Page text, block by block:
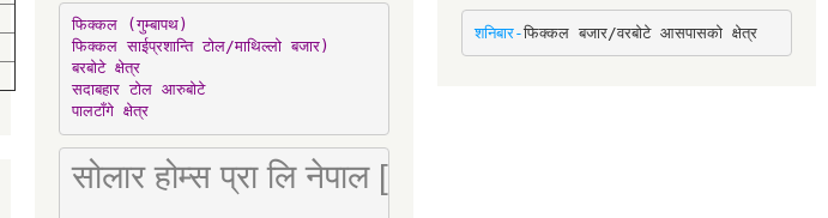
फिक्कल (गुम्बापथ)
फिक्कल साईप्रशान्ति टोल/माथिल्लो बजार)
बरबोटे क्षेत्र
सदाबहार टोल आरुबोटे
पालटाँगे क्षेत्र
सोलार होम्स प्रा लि नेपाल [Mobile : 9851066274]
शनिबार-फिक्कल बजार/वरबोटे आसपासको क्षेत्र